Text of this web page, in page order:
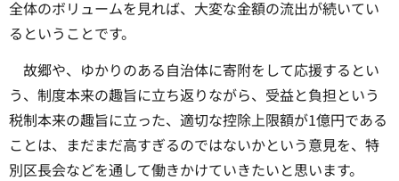
全体のボリュームを見れば、大変な金額の流出が続いてい
るということです。
故郷や、ゆかりのある自治体に寄附をして応援するとい
う、制度本来の趣旨に立ち返りながら、受益と負担という
税制本来の趣旨に立った、適切な控除上限額が1億円である
ことは、まだまだ高すぎるのではないかという意見を、特
別区長会などを通して働きかけていきたいと思います。